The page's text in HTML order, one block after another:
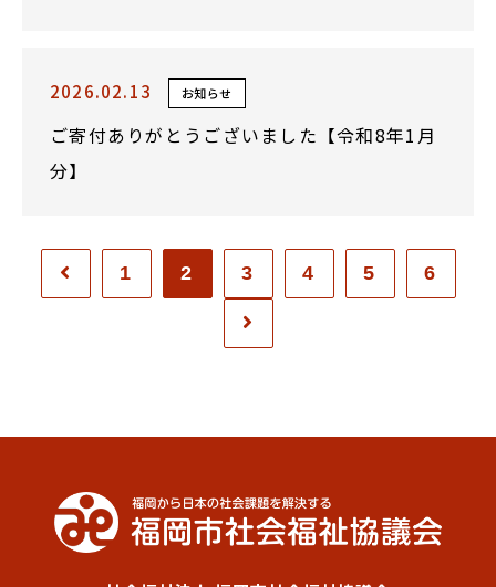
2026.02.13 お知らせ
ご寄付ありがとうございました【令和8年1月
分】
1 2 3 4 5 6